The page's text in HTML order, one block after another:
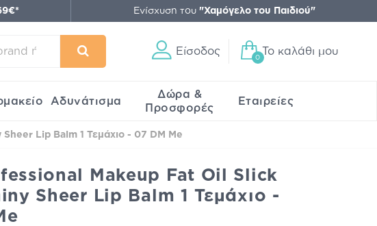
Ενίσχυση του "Χαμόγελο του Παιδιού"
Είσοδος
0
Το καλάθι μου
Αδυνάτισμα
Δώρα &
Προσφορές
Εταιρείες
Lip Balm 1 Τεμάχιο - 07 DM Me
Makeup Fat Oil Slick
Sheer Lip Balm 1 Τεμάχιο -